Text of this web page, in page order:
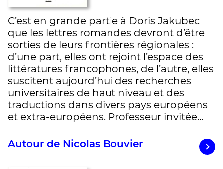
C’est en grande partie à Doris Jakubec
que les lettres romandes devront d’être
sorties de leurs frontières régionales :
d’une part, elles ont rejoint l’espace des
littératures francophones, de l’autre, elles
suscitent aujourd’hui des recherches
universitaires de haut niveau et des
traductions dans divers pays européens
et extra-européens. Professeur invitée…
Autour de Nicolas Bouvier